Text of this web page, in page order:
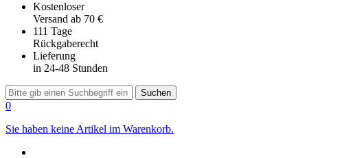
Kostenloser
Versand ab 70 €
111 Tage
Rückgaberecht
Lieferung
in 24-48 Stunden
Suchen
0
Sie haben keine Artikel im Warenkorb.